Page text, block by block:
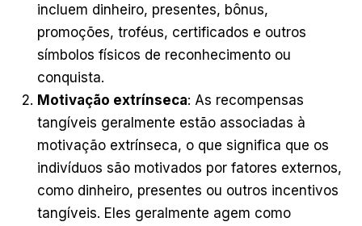
incluem dinheiro, presentes, bônus,
promoções, troféus, certificados e outros
símbolos físicos de reconhecimento ou
conquista.
Motivação extrínseca: As recompensas
tangíveis geralmente estão associadas à
motivação extrínseca, o que significa que os
indivíduos são motivados por fatores externos,
como dinheiro, presentes ou outros incentivos
tangíveis. Eles geralmente agem como